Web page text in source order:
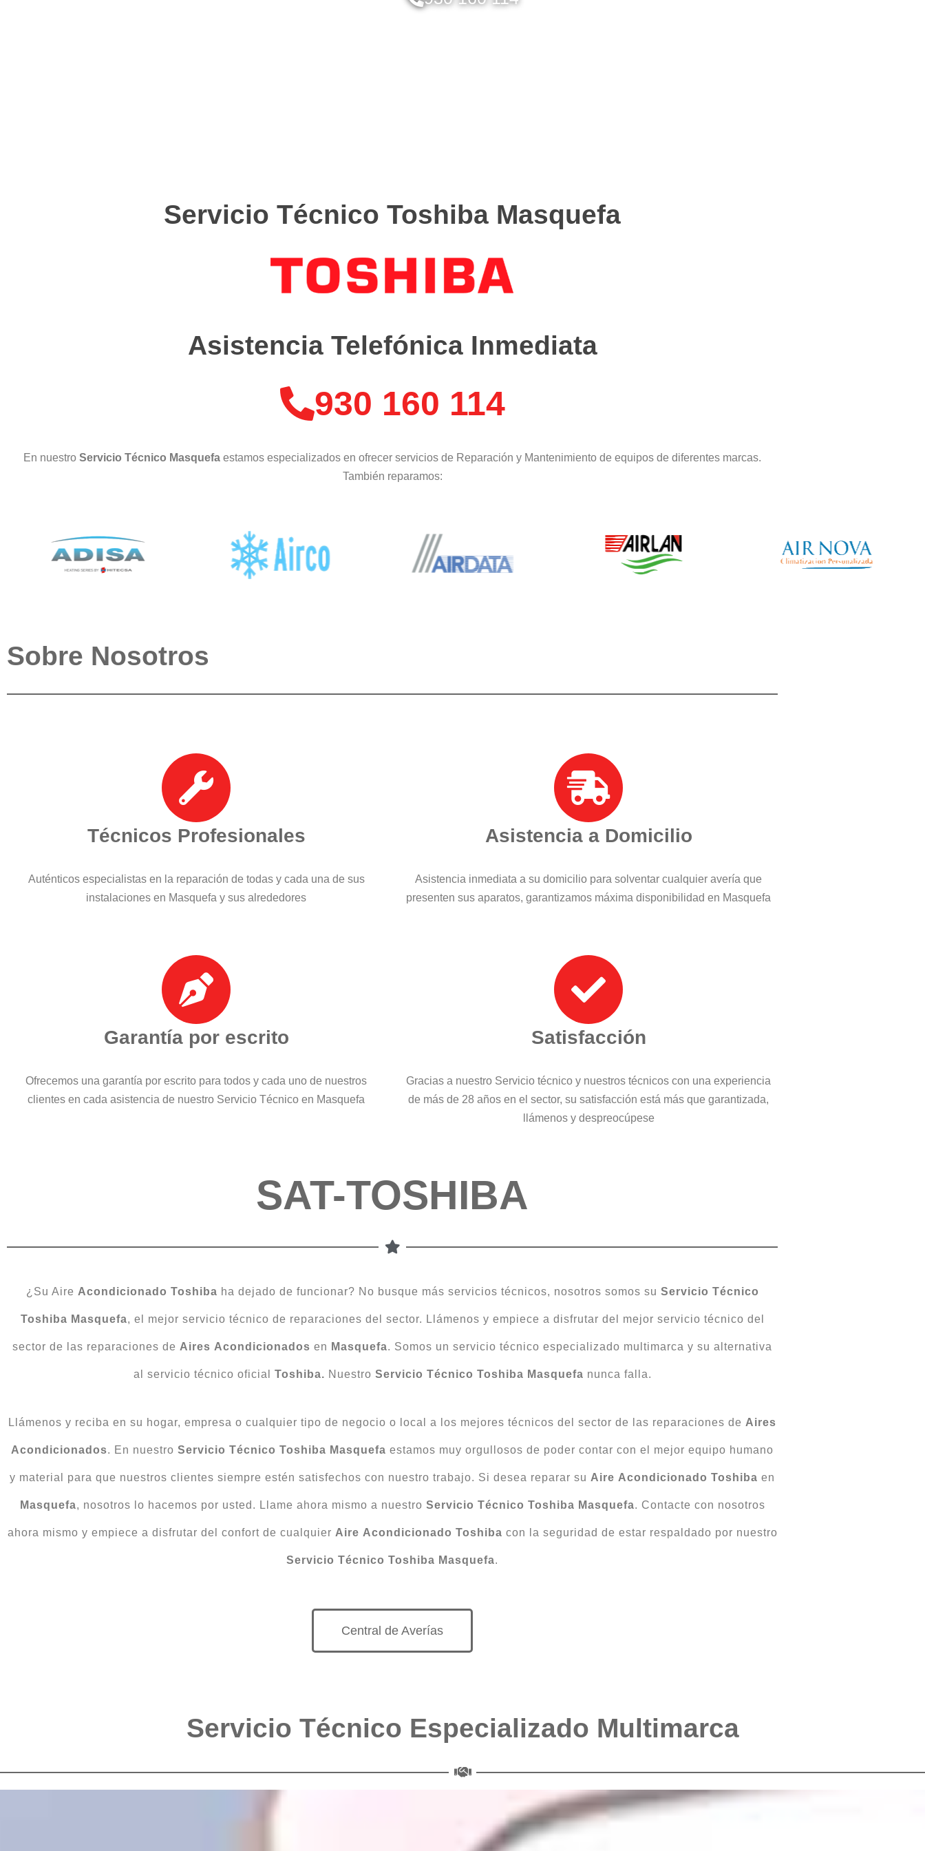
Servicio Técnico Toshiba Masquefa
Asistencia Telefónica Inmediata
930 160 114
En nuestro Servicio Técnico Masquefa estamos especializados en ofrecer servicios de Reparación y Mantenimiento de equipos de diferentes marcas.
También reparamos:
Sobre Nosotros
Técnicos Profesionales
Auténticos especialistas en la reparación de todas y cada una de sus
instalaciones en Masquefa y sus alrededores
Asistencia a Domicilio
Asistencia inmediata a su domicilio para solventar cualquier avería que
presenten sus aparatos, garantizamos máxima disponibilidad en Masquefa
Garantía por escrito
Ofrecemos una garantía por escrito para todos y cada uno de nuestros
clientes en cada asistencia de nuestro Servicio Técnico en Masquefa
Satisfacción
Gracias a nuestro Servicio técnico y nuestros técnicos con una experiencia
de más de 28 años en el sector, su satisfacción está más que garantizada,
llámenos y despreocúpese
SAT-TOSHIBA
¿Su Aire Acondicionado Toshiba ha dejado de funcionar? No busque más servicios técnicos, nosotros somos su Servicio Técnico
Toshiba Masquefa, el mejor servicio técnico de reparaciones del sector. Llámenos y empiece a disfrutar del mejor servicio técnico del
sector de las reparaciones de Aires Acondicionados en Masquefa. Somos un servicio técnico especializado multimarca y su alternativa
al servicio técnico oficial Toshiba. Nuestro Servicio Técnico Toshiba Masquefa nunca falla.
Llámenos y reciba en su hogar, empresa o cualquier tipo de negocio o local a los mejores técnicos del sector de las reparaciones de Aires
Acondicionados. En nuestro Servicio Técnico Toshiba Masquefa estamos muy orgullosos de poder contar con el mejor equipo humano
y material para que nuestros clientes siempre estén satisfechos con nuestro trabajo. Si desea reparar su Aire Acondicionado Toshiba en
Masquefa, nosotros lo hacemos por usted. Llame ahora mismo a nuestro Servicio Técnico Toshiba Masquefa. Contacte con nosotros
ahora mismo y empiece a disfrutar del confort de cualquier Aire Acondicionado Toshiba con la seguridad de estar respaldado por nuestro
Servicio Técnico Toshiba Masquefa.
Central de Averías
Servicio Técnico Especializado Multimarca